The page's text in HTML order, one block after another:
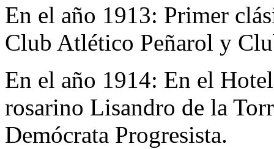
En el año 1913: Primer
Club Atlético Peñarol y
En el año 1914: En el
rosarino Lisandro de la
Demócrata Progresista.